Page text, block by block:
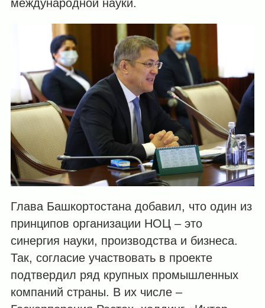
международной науки.
Глава Башкортостана добавил, что один из
принципов организации НОЦ – это
синергия науки, производства и бизнеса.
Так, согласие участвовать в проекте
подтвердил ряд крупных промышленных
компаний страны. В их числе –